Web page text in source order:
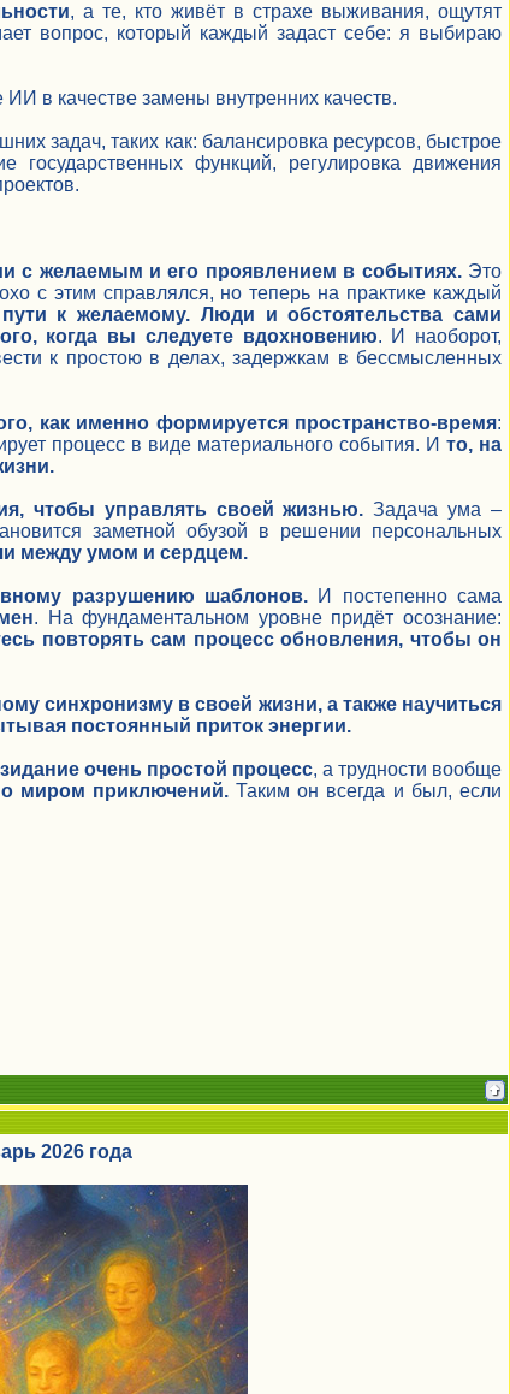
, а те, кто живёт в страхе выживания, ощутят
вопрос, который каждый задаст себе: я выбираю
в качестве замены внутренних качеств.
задач, таких как: балансировка ресурсов, быстрое
функций, регулировка движения
с желаемым и его проявлением в событиях.Это
с этим справлялся, но теперь на практике каждый
к желаемому. Люди и обстоятельства сами
когда вы следуете вдохновению. И наоборот,
к простою в делах, задержкам в бессмысленных
как именно формируется пространство-время:
процесс в виде материального события. Ито, на
чтобы управлять своей жизнью. Задача ума –
заметной обузой в решении персональных
между умом и сердцем.
разрушению шаблонов.И постепенно сама
. На фундаментальном уровне придёт осознание:
повторять сам процесс обновления, чтобы он
синхронизму в своей жизни, а также научиться
постоянный приток энергии.
очень простой процесс, а трудности вообще
миром приключений.Таким он всегда и был, если
2026 года